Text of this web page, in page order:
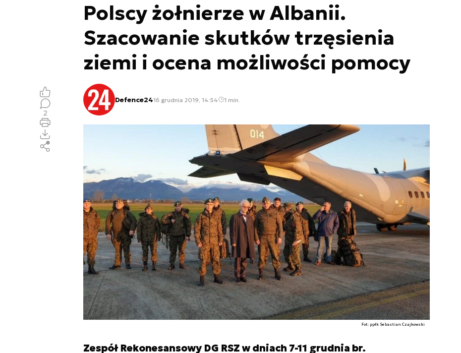
Polscy żołnierze w Albanii.
Szacowanie skutków trzęsienia
ziemi i ocena możliwości pomocy
Defence2416 grudnia 2019, 14:54 1 min.
Fot: ppłk Sebastian Czajkowski
Zespół Rekonesansowy DG RSZ w dniach 7-11 grudnia br.
2